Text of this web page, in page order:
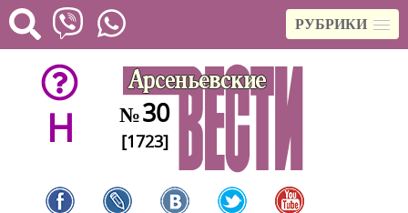
РУБРИКИ
H №30
[1723]